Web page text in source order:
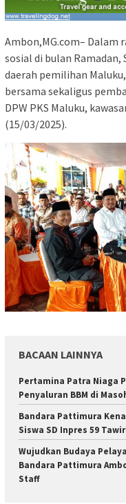
Ambon,MG.com– Dalam
sosial di bulan Ramadan,
daerah pemilihan
bersama sekaligus
DPW PKS Maluku,
(15/03/2025).
BACAAN LAINNYA
Pertamina Patra Niaga
Penyaluran BBM di
Bandara Pattimura
Siswa SD Inpres 59
Wujudkan Budaya
Bandara Pattimura
Staff